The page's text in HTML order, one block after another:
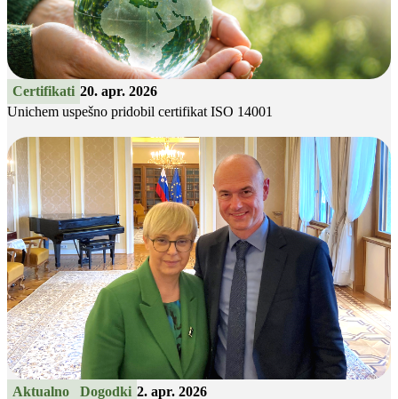
Certifikati 20. apr. 2026
Unichem uspešno pridobil certifikat ISO 14001
Aktualno Dogodki 2. apr. 2026